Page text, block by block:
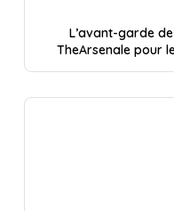
L’avant-garde
TheArsenale pour